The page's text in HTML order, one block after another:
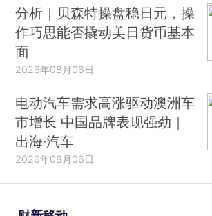
分析｜贝森特操盘稳日元，操
作巧思能否撬动美日货币基本
面
2026年08月06日
电动汽车需求高涨驱动澳洲车
市增长 中国品牌表现强劲｜
出海·汽车
2026年08月06日